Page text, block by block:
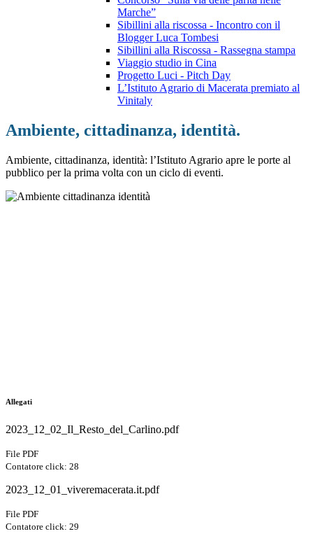
Marche”
Sibillini alla riscossa - Incontro con il
Blogger Luca Tombesi
Sibillini alla Riscossa - Rassegna stampa
Viaggio studio in Cina
Progetto Luci - Pitch Day
L’Istituto Agrario di Macerata premiato al
Vinitaly
Ambiente, cittadinanza, identità.
Ambiente, cittadinanza, identità: l’Istituto Agrario apre le porte al
pubblico per la prima volta con un ciclo di eventi.
Allegati
2023_12_02_Il_Resto_del_Carlino.pdf
File PDF
Contatore click: 28
2023_12_01_viveremacerata.it.pdf
File PDF
Contatore click: 29